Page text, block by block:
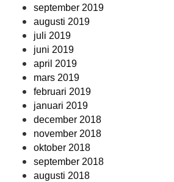
september 2019
augusti 2019
juli 2019
juni 2019
april 2019
mars 2019
februari 2019
januari 2019
december 2018
november 2018
oktober 2018
september 2018
augusti 2018